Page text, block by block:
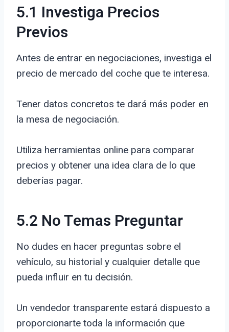
5.1 Investiga Precios
Previos
Antes de entrar en negociaciones, investiga el
precio de mercado del coche que te interesa.
Tener datos concretos te dará más poder en
la mesa de negociación.
Utiliza herramientas online para comparar
precios y obtener una idea clara de lo que
deberías pagar.
5.2 No Temas Preguntar
No dudes en hacer preguntas sobre el
vehículo, su historial y cualquier detalle que
pueda influir en tu decisión.
Un vendedor transparente estará dispuesto a
proporcionarte toda la información que